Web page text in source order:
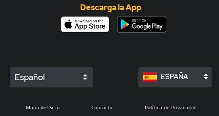
Descarga la App
Español ESPAÑA
Mapa del Sitio Contacto Política de Privacidad